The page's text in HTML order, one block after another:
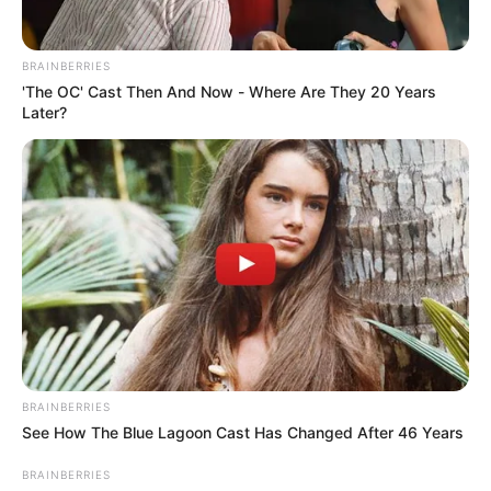
En esta nueva zona wifi que se ubica en el parque San
Pío,los habitantes contarán con una velocidad de 100
metrosdel monumento de Botero.
“Los productores de los‘Mercadillos Campesinos’,
deportistas y los ciudadanos que visitan el parque
tendrán el acceso y la facilidad a las tecnologías de la
información.
Esta es la segunda zona wifi con que
cuenta el parque”, agregó el mandatario de los
bumangueses.
COMPARTIR
BRAINBERRIES
'The OC' Cast Then And Now - Where Are They 20 Years
Later?
BRAINBERRIES
See How The Blue Lagoon Cast Has Changed After 46 Years
BRAINBERRIES